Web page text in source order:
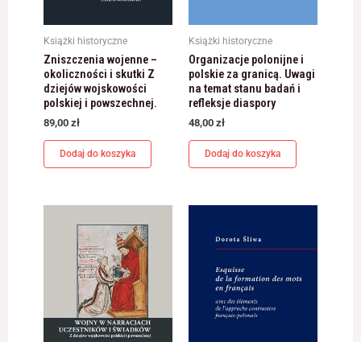
Książki historyczne
Zniszczenia wojenne –
okoliczności i skutki Z
dziejów wojskowości
polskiej i powszechnej.
89,00 zł
Dodaj do koszyka
Książki historyczne
Organizacje polonijne i
polskie za granicą. Uwagi
na temat stanu badań i
refleksje diaspory
48,00 zł
Dodaj do koszyka
Doświadczenie
Aby nasza strona
internetowa
działała jak
najlepiej podczas
twojego przejścia
na nią. Jeśli
odrzucisz te pliki
Marketing
Udostępniając
swoje
zainteresowania i